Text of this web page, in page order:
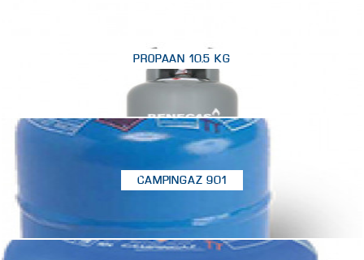
PROPAAN 10.5 KG
CAMPINGAZ 901